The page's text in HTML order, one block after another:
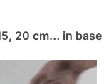
20 cm… in